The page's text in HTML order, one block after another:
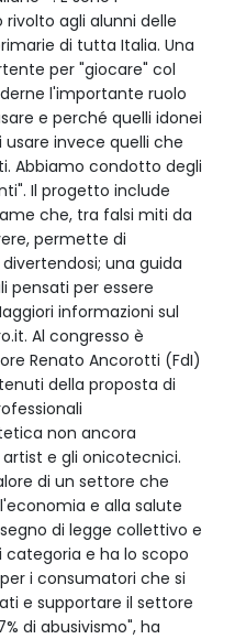
agli alunni delle
di tutta Italia. Una
per "giocare" col
l'importante ruolo
e perché quelli idonei
invece quelli che
Abbiamo condotto degli
Il progetto include
che, tra falsi miti da
permette di
una guida
pensati per essere
informazioni sul
Al congresso è
Renato Ancorotti (FdI)
della proposta di
non ancora
e gli onicotecnici.
di un settore che
e alla salute
di legge collettivo e
e ha lo scopo
i consumatori che si
e supportare il settore
di abusivismo", ha